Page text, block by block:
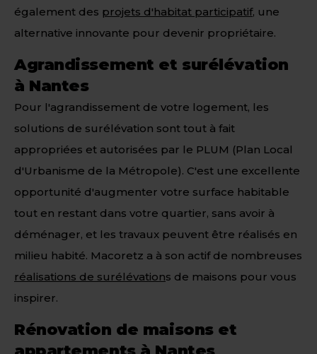
également des projets d'habitat participatif, une
alternative innovante pour devenir propriétaire.
Agrandissement et surélévation
à Nantes
Pour l'agrandissement de votre logement, les
solutions de surélévation sont tout à fait
appropriées et autorisées par le PLUM (Plan Local
d'Urbanisme de la Métropole). C'est une excellente
opportunité d'augmenter votre surface habitable
tout en restant dans votre quartier, sans avoir à
déménager, et les travaux peuvent être réalisés en
milieu habité. Macoretz a à son actif de nombreuses
réalisations de surélévations de maisons pour vous
inspirer.
Rénovation de maisons et